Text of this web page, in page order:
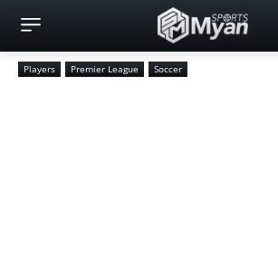
Players Premier League Soccer